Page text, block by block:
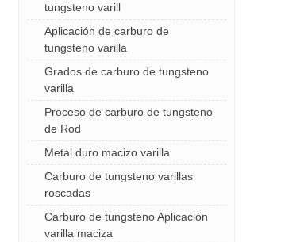
tungsteno varill
Aplicación de carburo de
tungsteno varilla
Grados de carburo de tungsteno
varilla
Proceso de carburo de tungsteno
de Rod
Metal duro macizo varilla
Carburo de tungsteno varillas
roscadas
Carburo de tungsteno Aplicación
varilla maciza